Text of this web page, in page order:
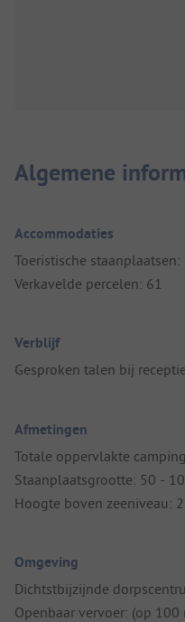
Algemene
Accommodaties
Toeristische staanplaatsen:
Verkavelde percelen: 61
Verblijf
Gesproken talen bij
Afmetingen
Totale oppervlakte
Staanplaatsgrootte: 50 -
Hoogte boven zeeniveau:
Omgeving
Dichtstbijzijnde
Openbaar vervoer: (op 100